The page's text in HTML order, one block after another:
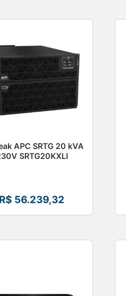
APC SRTG 20 kVA
SRTG20KXLI
R$ 56.239,32